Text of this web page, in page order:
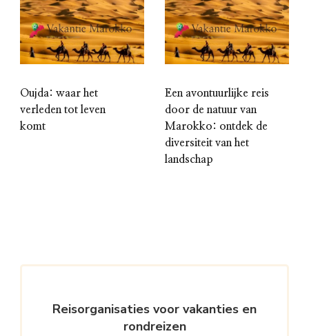
Oujda: waar het
verleden tot leven
komt
Een avontuurlijke reis
door de natuur van
Marokko: ontdek de
diversiteit van het
landschap
Reisorganisaties voor vakanties en
rondreizen